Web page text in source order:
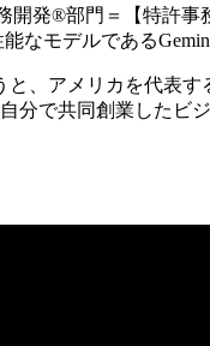
開発®部門＝【特許
なモデルである
、アメリカを代表す
分で共同創業した